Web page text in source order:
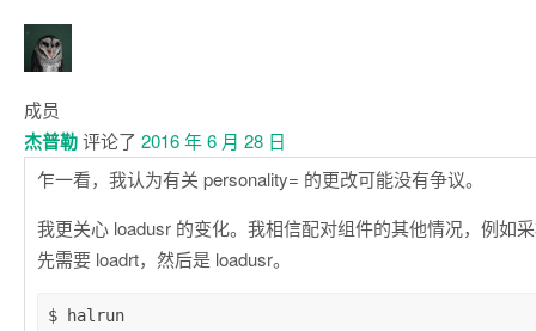
成员
杰普勒评论了 2016 年 6 月 28 日
乍一看，我认为有关 personality= 的更改可能没有争议。
我更关心 loadusr 的变化。我相信配对组件的其他情况，例如
先需要 loadrt，然后是 loadusr。
$ halrun